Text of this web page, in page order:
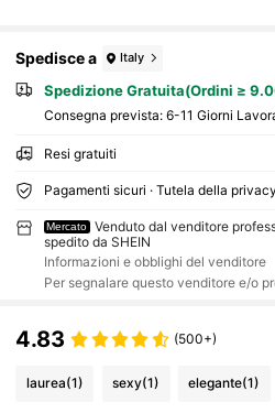
Spedisce a Italy
Spedizione Gratuita(Ordini ≥
Consegna prevista: 6-11 Giorni
Resi gratuiti
Pagamenti sicuri · Tutela della privacy
Mercato
Venduto dal venditore
spedito da SHEIN
Informazioni e obblighi del venditore
Per segnalare questo venditore e/o
4.83 (500+)
laurea(1) sexy(1) elegante(1)